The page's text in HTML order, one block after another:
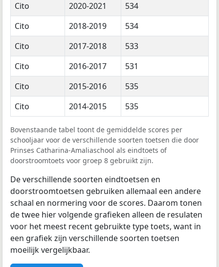
Cito
2020-2021
534
Cito
2018-2019
534
Cito
2017-2018
533
Cito
2016-2017
531
Cito
2015-2016
535
Cito
2014-2015 535
Bovenstaande tabel toont de gemiddelde scores per
schooljaar voor de verschillende soorten toetsen die door
Prinses Catharina-Amaliaschool als eindtoets of
doorstroomtoets voor groep 8 gebruikt zijn.
De verschillende soorten eindtoetsen en
doorstroomtoetsen gebruiken allemaal een andere
schaal en normering voor de scores. Daarom tonen
de twee hier volgende grafieken alleen de resulaten
voor het meest recent gebruikte type toets, want in
een grafiek zijn verschillende soorten toetsen
moeilijk vergelijkbaar.